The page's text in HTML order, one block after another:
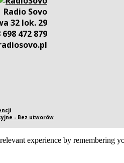
Radio Sovo
32 lok. 29
472 879
- Bez utworów
experience by remembering